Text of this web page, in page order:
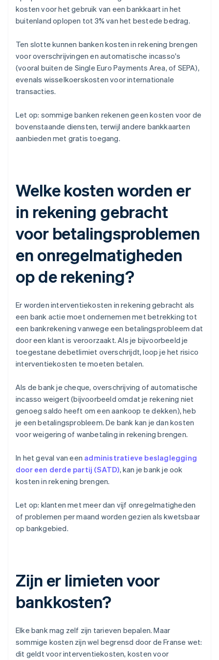
kosten voor het gebruik van een bankkaart in het
buitenland oplopen tot 3% van het bestede bedrag.
Ten slotte kunnen banken kosten in rekening brengen
voor overschrijvingen en automatische incasso's
(vooral buiten de Single Euro Payments Area, of SEPA),
evenals wisselkoerskosten voor internationale
transacties.
Let op: sommige banken rekenen geen kosten voor de
bovenstaande diensten, terwijl andere bankkaarten
aanbieden met gratis toegang.
Welke kosten worden er
in rekening gebracht
voor betalingsproblemen
en onregelmatigheden
op de rekening?
Er worden interventiekosten in rekening gebracht als
een bank actie moet ondernemen met betrekking tot
een bankrekening vanwege een betalingsprobleem dat
door een klant is veroorzaakt. Als je bijvoorbeeld je
toegestane debetlimiet overschrijdt, loop je het risico
interventiekosten te moeten betalen.
Als de bank je cheque, overschrijving of automatische
incasso weigert (bijvoorbeeld omdat je rekening niet
genoeg saldo heeft om een aankoop te dekken), heb
je een betalingsprobleem. De bank kan je dan kosten
voor weigering of wanbetaling in rekening brengen.
In het geval van een administratieve beslaglegging
door een derde partij (SATD), kan je bank je ook
kosten in rekening brengen.
Let op: klanten met meer dan vijf onregelmatigheden
of problemen per maand worden gezien als kwetsbaar
op bankgebied.
Zijn er limieten voor
bankkosten?
Elke bank mag zelf zijn tarieven bepalen. Maar
sommige kosten zijn wel begrensd door de Franse wet:
dit geldt voor interventiekosten, kosten voor